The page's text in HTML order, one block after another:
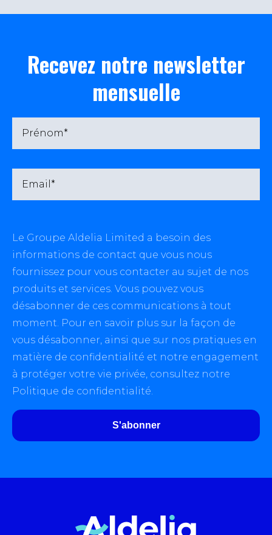
Recevez notre newsletter
mensuelle
Le Groupe Aldelia Limited a besoin des
informations de contact que vous nous
fournissez pour vous contacter au sujet de nos
produits et services. Vous pouvez vous
désabonner de ces communications à tout
moment. Pour en savoir plus sur la façon de
vous désabonner, ainsi que sur nos pratiques en
matière de confidentialité et notre engagement
à protéger votre vie privée, consultez notre
Politique de confidentialité.